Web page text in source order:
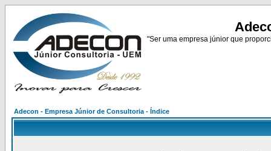
"Ser uma empresa júnior que
Adecon - Empresa Júnior de Consultoria - Índice